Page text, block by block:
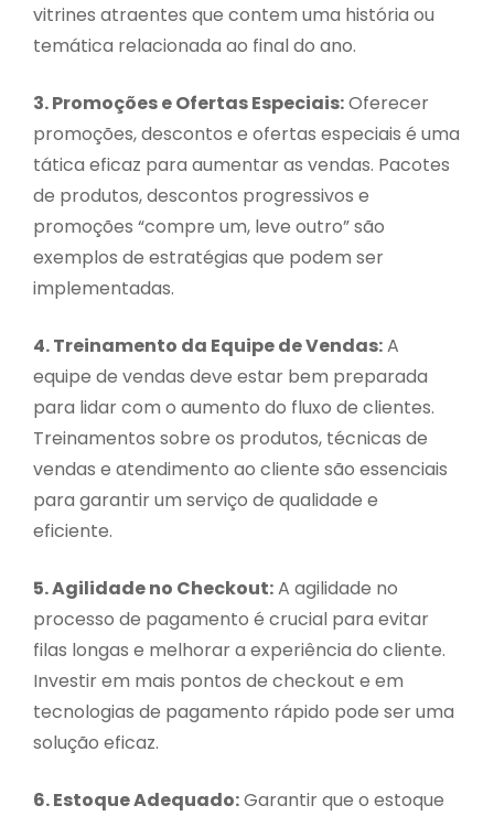
vitrines atraentes que contem uma história ou
temática relacionada ao final do ano.
3. Promoções e Ofertas Especiais:Oferecer
promoções, descontos e ofertas especiais é uma
tática eficaz para aumentar as vendas. Pacotes
de produtos, descontos progressivos e
promoções “compre um, leve outro” são
exemplos de estratégias que podem ser
implementadas.
4. Treinamento da Equipe de Vendas:A
equipe de vendas deve estar bem preparada
para lidar com o aumento do fluxo de clientes.
Treinamentos sobre os produtos, técnicas de
vendas e atendimento ao cliente são essenciais
para garantir um serviço de qualidade e
eficiente.
5. Agilidade no Checkout:A agilidade no
processo de pagamento é crucial para evitar
filas longas e melhorar a experiência do cliente.
Investir em mais pontos de checkout e em
tecnologias de pagamento rápido pode ser uma
solução eficaz.
6. Estoque Adequado:Garantir que o estoque